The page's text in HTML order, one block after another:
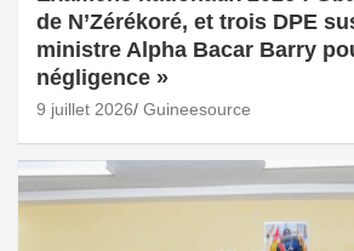
de N’Zérékoré, et trois DPE
ministre Alpha Bacar Barry
négligence »
9 juillet 2026 Guineesource